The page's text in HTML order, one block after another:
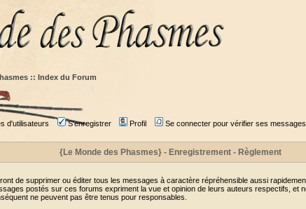
:: Index du Forum
d'utilisateurs S'enregistrer Profil Se connecter pour vérifier ses
{Le Monde des Phasmes} - Enregistrement - Règlement
de supprimer ou éditer tous les messages à caractère répréhensible aussi
postés sur ces forums expriment la vue et opinion de leurs auteurs respectifs, et
ne peuvent pas être tenus pour responsables.